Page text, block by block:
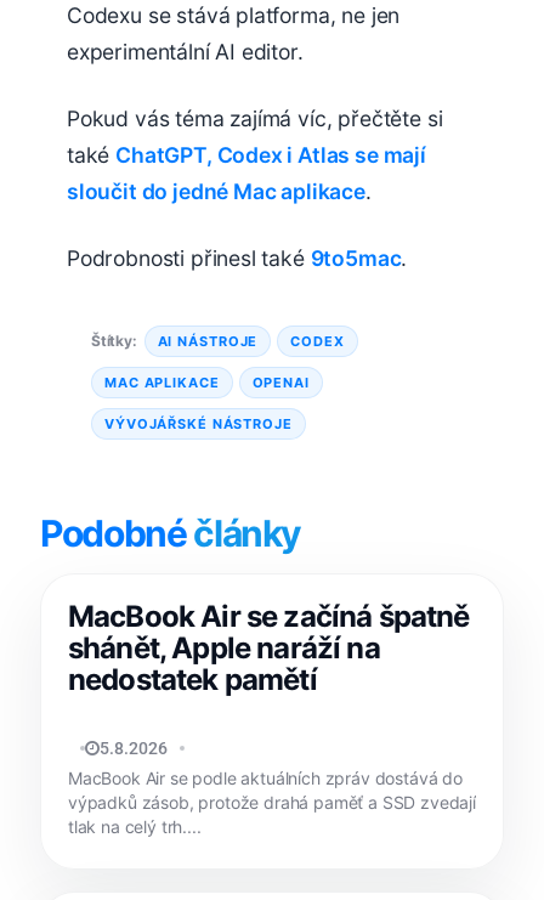
Codexu se stává platforma, ne jen
experimentální AI editor.
Pokud vás téma zajímá víc, přečtěte si
také ChatGPT, Codex i Atlas se mají
sloučit do jedné Mac aplikace.
Podrobnosti přinesl také 9to5mac.
Štítky: AI NÁSTROJE CODEX
MAC APLIKACE OPENAI
VÝVOJÁŘSKÉ NÁSTROJE
Podobnéčlánky
MacBook Air se začíná špatně
shánět, Apple naráží na
nedostatek pamětí
JAN HOLEŠ
5.8.2026
MacBook Air se podle aktuálních zpráv dostává do
výpadků zásob, protože drahá paměť a SSD zvedají
tlak na celý trh....